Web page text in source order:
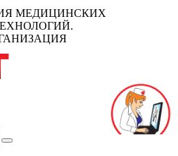
МЕДИЦИНСКИХ